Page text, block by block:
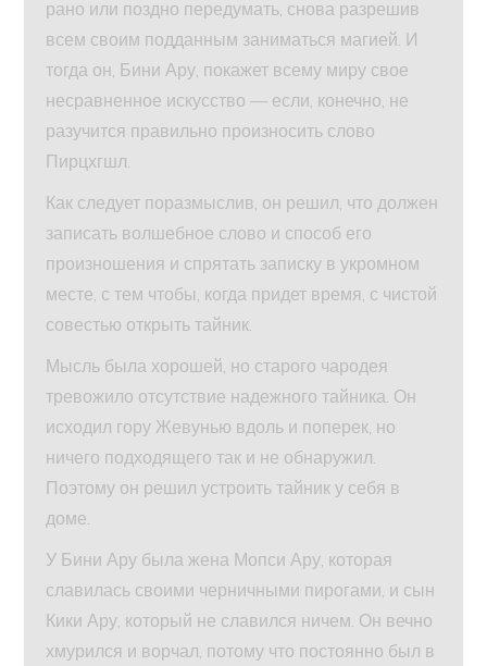
рано или поздно передумать, снова разрешив
всем своим подданным заниматься магией. И
тогда он, Бини Ару, покажет всему миру свое
несравненное искусство — если, конечно, не
разучится правильно произносить слово
Пирцхгшл.
Как следует поразмыслив, он решил, что должен
записать волшебное слово и способ его
произношения и спрятать записку в укромном
месте, с тем чтобы, когда придет время, с чистой
совестью открыть тайник.
Мысль была хорошей, но старого чародея
тревожило отсутствие надежного тайника. Он
исходил гору Жевунью вдоль и поперек, но
ничего подходящего так и не обнаружил.
Поэтому он решил устроить тайник у себя в
доме.
У Бини Ару была жена Мопси Ару, которая
славилась своими черничными пирогами, и сын
Кики Ару, который не славился ничем. Он вечно
хмурился и ворчал, потому что постоянно был в